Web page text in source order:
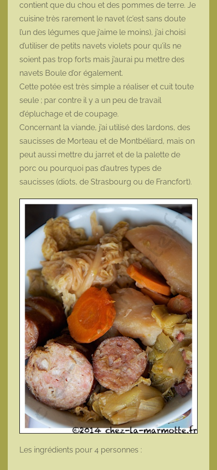
contient que du chou et des pommes de terre. Je
cuisine très rarement le navet (c’est sans doute
l’un des légumes que j’aime le moins), j’ai choisi
d’utiliser de petits navets violets pour qu’ils ne
soient pas trop forts mais j’aurai pu mettre des
navets Boule d’or également.
Cette potée est très simple a réaliser et cuit toute
seule ; par contre il y a un peu de travail
d’épluchage et de coupage.
Concernant la viande, j’ai utilisé des lardons, des
saucisses de Morteau et de Montbéliard, mais on
peut aussi mettre du jarret et de la palette de
porc ou pourquoi pas d’autres types de
saucisses (diots, de Strasbourg ou de Francfort).
Les ingrédients pour 4 personnes :